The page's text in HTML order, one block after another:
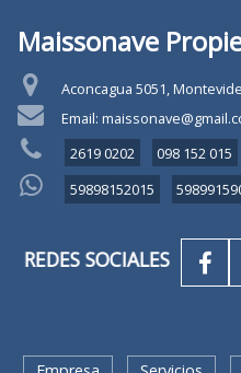
Maissonave
Aconcagua 5051,
Email:
2619 0202
098 152 015
59898152015
REDES SOCIALES